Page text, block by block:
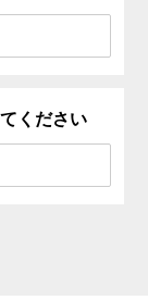
ください